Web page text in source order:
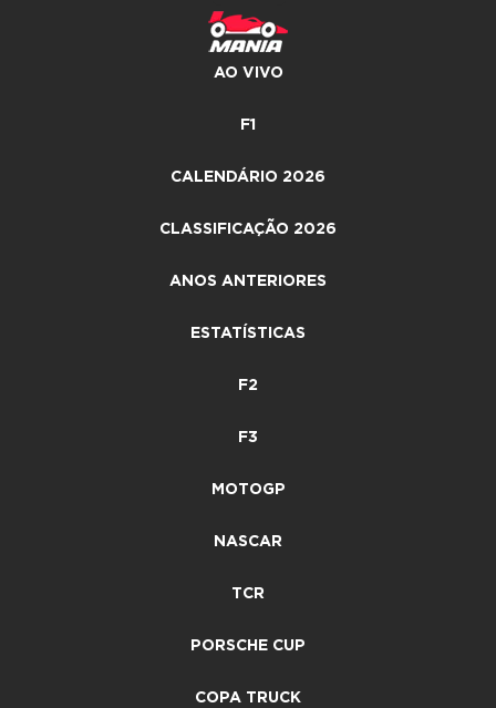
AO VIVO
F1
CALENDÁRIO 2026
CLASSIFICAÇÃO 2026
ANOS ANTERIORES
ESTATÍSTICAS
F2
F3
MOTOGP
NASCAR
TCR
PORSCHE CUP
COPA TRUCK